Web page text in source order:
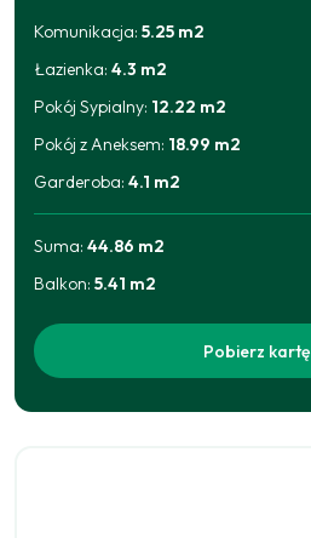
Komunikacja:5.25 m2
Łazienka:4.3 m2
Pokój Sypialny: 12.22 m2
Pokój z Aneksem: 18.99 m2
Garderoba:4.1 m2
Suma:44.86 m2
Balkon:5.41 m2
Pobierz kartę